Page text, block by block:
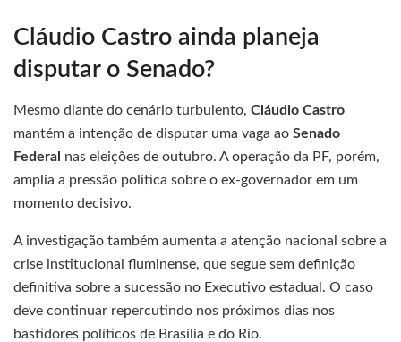
Cláudio Castro ainda planeja
disputar o Senado?
Mesmo diante do cenário turbulento, Cláudio Castro
mantém a intenção de disputar uma vaga ao Senado
Federal nas eleições de outubro. A operação da PF, porém,
amplia a pressão política sobre o ex-governador em um
momento decisivo.
A investigação também aumenta a atenção nacional sobre a
crise institucional fluminense, que segue sem definição
definitiva sobre a sucessão no Executivo estadual. O caso
deve continuar repercutindo nos próximos dias nos
bastidores políticos de Brasília e do Rio.